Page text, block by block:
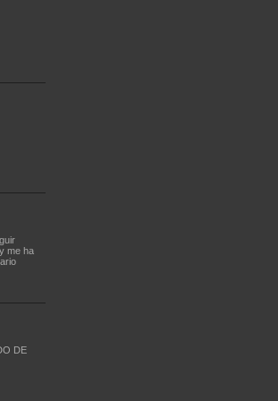
me ha
DE